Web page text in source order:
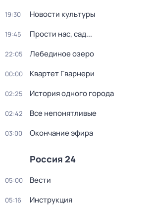
19:30 Новости культуры
19:45 Прости нас, сад...
22:05 Лебединое озеро
00:00 Квартет Гварнери
02:25 История одного города
02:42 Все непонятливые
03:00 Окончание эфира
Россия 24
05:00 Вести
05:16 Инструкция